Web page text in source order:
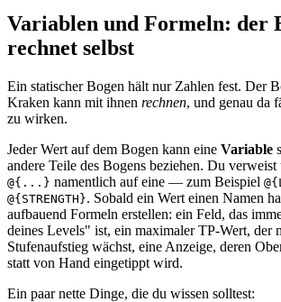
Variablen und Formeln: der
rechnet selbst
Ein statischer Bogen hält nur Zahlen fest. Der
Kraken kann mit ihnen rechnen, und genau da
zu wirken.
Jeder Wert auf dem Bogen kann eine Variable
andere Teile des Bogens beziehen. Du
@{...} namentlich auf eine — zum Beispiel
@{STRENGTH}. Sobald ein Wert einen Namen
aufbauend Formeln erstellen: ein Feld, das
deines Levels" ist, ein maximaler TP-Wert, der
Stufenaufstieg wächst, eine Anzeige, deren
statt von Hand eingetippt wird.
Ein paar nette Dinge, die du wissen solltest: